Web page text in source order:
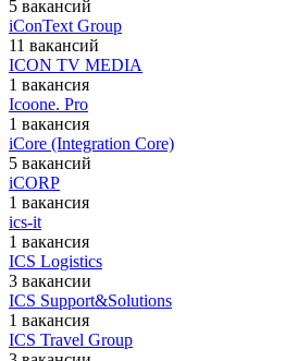
5 вакансий
iConText Group
11 вакансий
ICON TV MEDIA
1 вакансия
Icoone. Pro
1 вакансия
iCore (Integration Core)
5 вакансий
iCORP
1 вакансия
ics-it
1 вакансия
ICS Logistics
3 вакансии
ICS Support&Solutions
1 вакансия
ICS Travel Group